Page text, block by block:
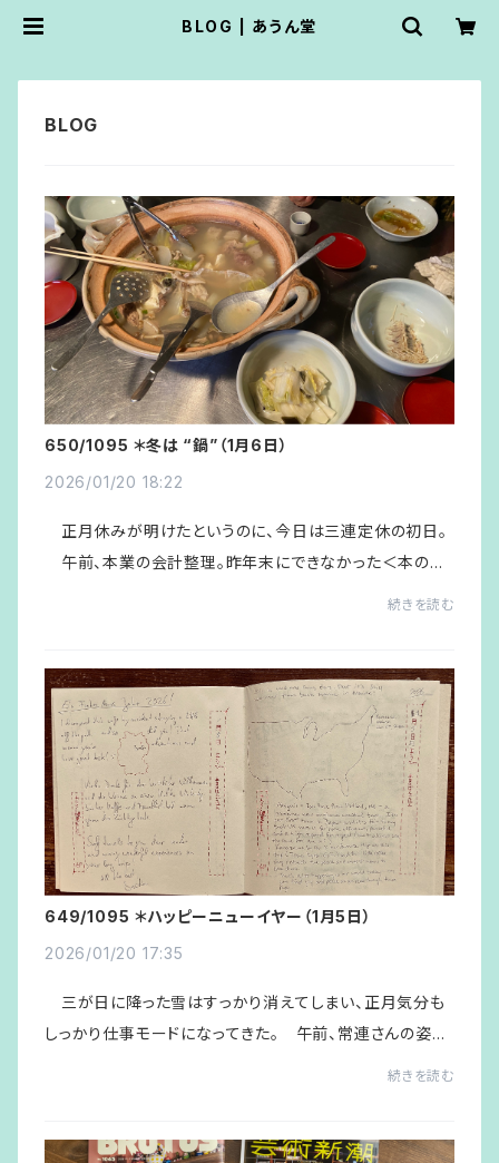
BLOG | あうん堂
650/1095 ＊冬は “鍋”（1月6日）
2026/01/20 18:22
正月休みが明けたというのに、今日は三連定休の初日。
午前、本業の会計整理。昨年末にできなかった＜本の雑
続きを読む
649/1095 ＊ハッピーニューイヤー（1月5日）
2026/01/20 17:35
三が日に降った雪はすっかり消えてしまい、正月気分も
しっかり仕事モードになってきた。 午前、常連さんの姿も
続きを読む